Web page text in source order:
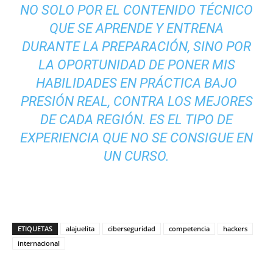
NO SOLO POR EL CONTENIDO TÉCNICO
QUE SE APRENDE Y ENTRENA
DURANTE LA PREPARACIÓN, SINO POR
LA OPORTUNIDAD DE PONER MIS
HABILIDADES EN PRÁCTICA BAJO
PRESIÓN REAL, CONTRA LOS MEJORES
DE CADA REGIÓN. ES EL TIPO DE
EXPERIENCIA QUE NO SE CONSIGUE EN
UN CURSO.
ETIQUETAS alajuelita ciberseguridad competencia
hackers
internacional